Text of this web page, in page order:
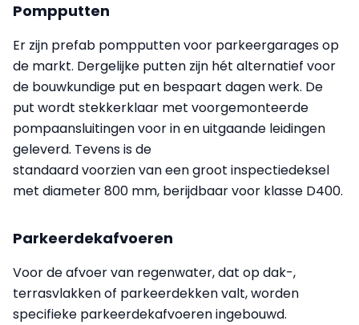
Pompputten
Er zijn prefab pompputten voor parkeergarages op
de markt. Dergelijke putten zijn hét alternatief voor
de bouwkundige put en bespaart dagen werk. De
put wordt stekkerklaar met voorgemonteerde
pompaansluitingen voor in en uitgaande leidingen
geleverd. Tevens is de
standaard voorzien van een groot inspectiedeksel
met diameter 800 mm, berijdbaar voor klasse D400.
Parkeerdekafvoeren
Voor de afvoer van regenwater, dat op dak-,
terrasvlakken of parkeerdekken valt, worden
specifieke parkeerdekafvoeren ingebouwd.